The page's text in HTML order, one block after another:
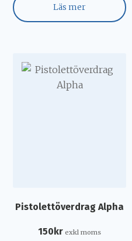
Läs mer
Pistolettöverdrag Alpha
150kr exkl moms